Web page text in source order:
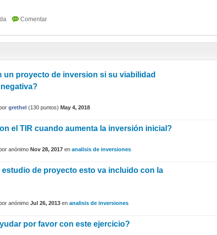
un proyecto de inversion si su viabilidad
grethel (130 puntos) May 4, 2018
el TIR cuando aumenta la inversión inicial?
anónimo Nov 28, 2017 en analisis de inversiones
estudio de proyecto esto va incluido con la
anónimo Jul 26, 2013 en analisis de inversiones
por favor con este ejercicio?